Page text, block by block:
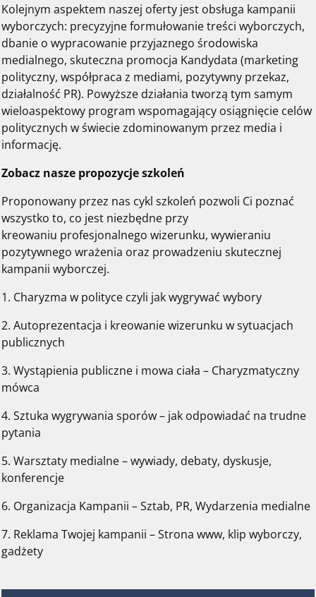
Kolejnym aspektem naszej oferty jest obsługa kampanii
wyborczych: precyzyjne formułowanie treści wyborczych,
dbanie o wypracowanie przyjaznego środowiska
medialnego, skuteczna promocja Kandydata (marketing
polityczny, współpraca z mediami, pozytywny przekaz,
działalność PR). Powyższe działania tworzą tym samym
wieloaspektowy program wspomagający osiągnięcie celów
politycznych w świecie zdominowanym przez media i
informację.
Zobacz nasze propozycje szkoleń
Proponowany przez nas cykl szkoleń pozwoli Ci poznać
wszystko to, co jest niezbędne przy
kreowaniu profesjonalnego wizerunku, wywieraniu
pozytywnego wrażenia oraz prowadzeniu skutecznej
kampanii wyborczej.
1. Charyzma w polityce czyli jak wygrywać wybory
2. Autoprezentacja i kreowanie wizerunku w sytuacjach
publicznych
3. Wystąpienia publiczne i mowa ciała – Charyzmatyczny
mówca
4. Sztuka wygrywania sporów – jak odpowiadać na trudne
pytania
5. Warsztaty medialne – wywiady, debaty, dyskusje,
konferencje
6. Organizacja Kampanii – Sztab, PR, Wydarzenia medialne
7. Reklama Twojej kampanii – Strona www, klip wyborczy,
gadżety